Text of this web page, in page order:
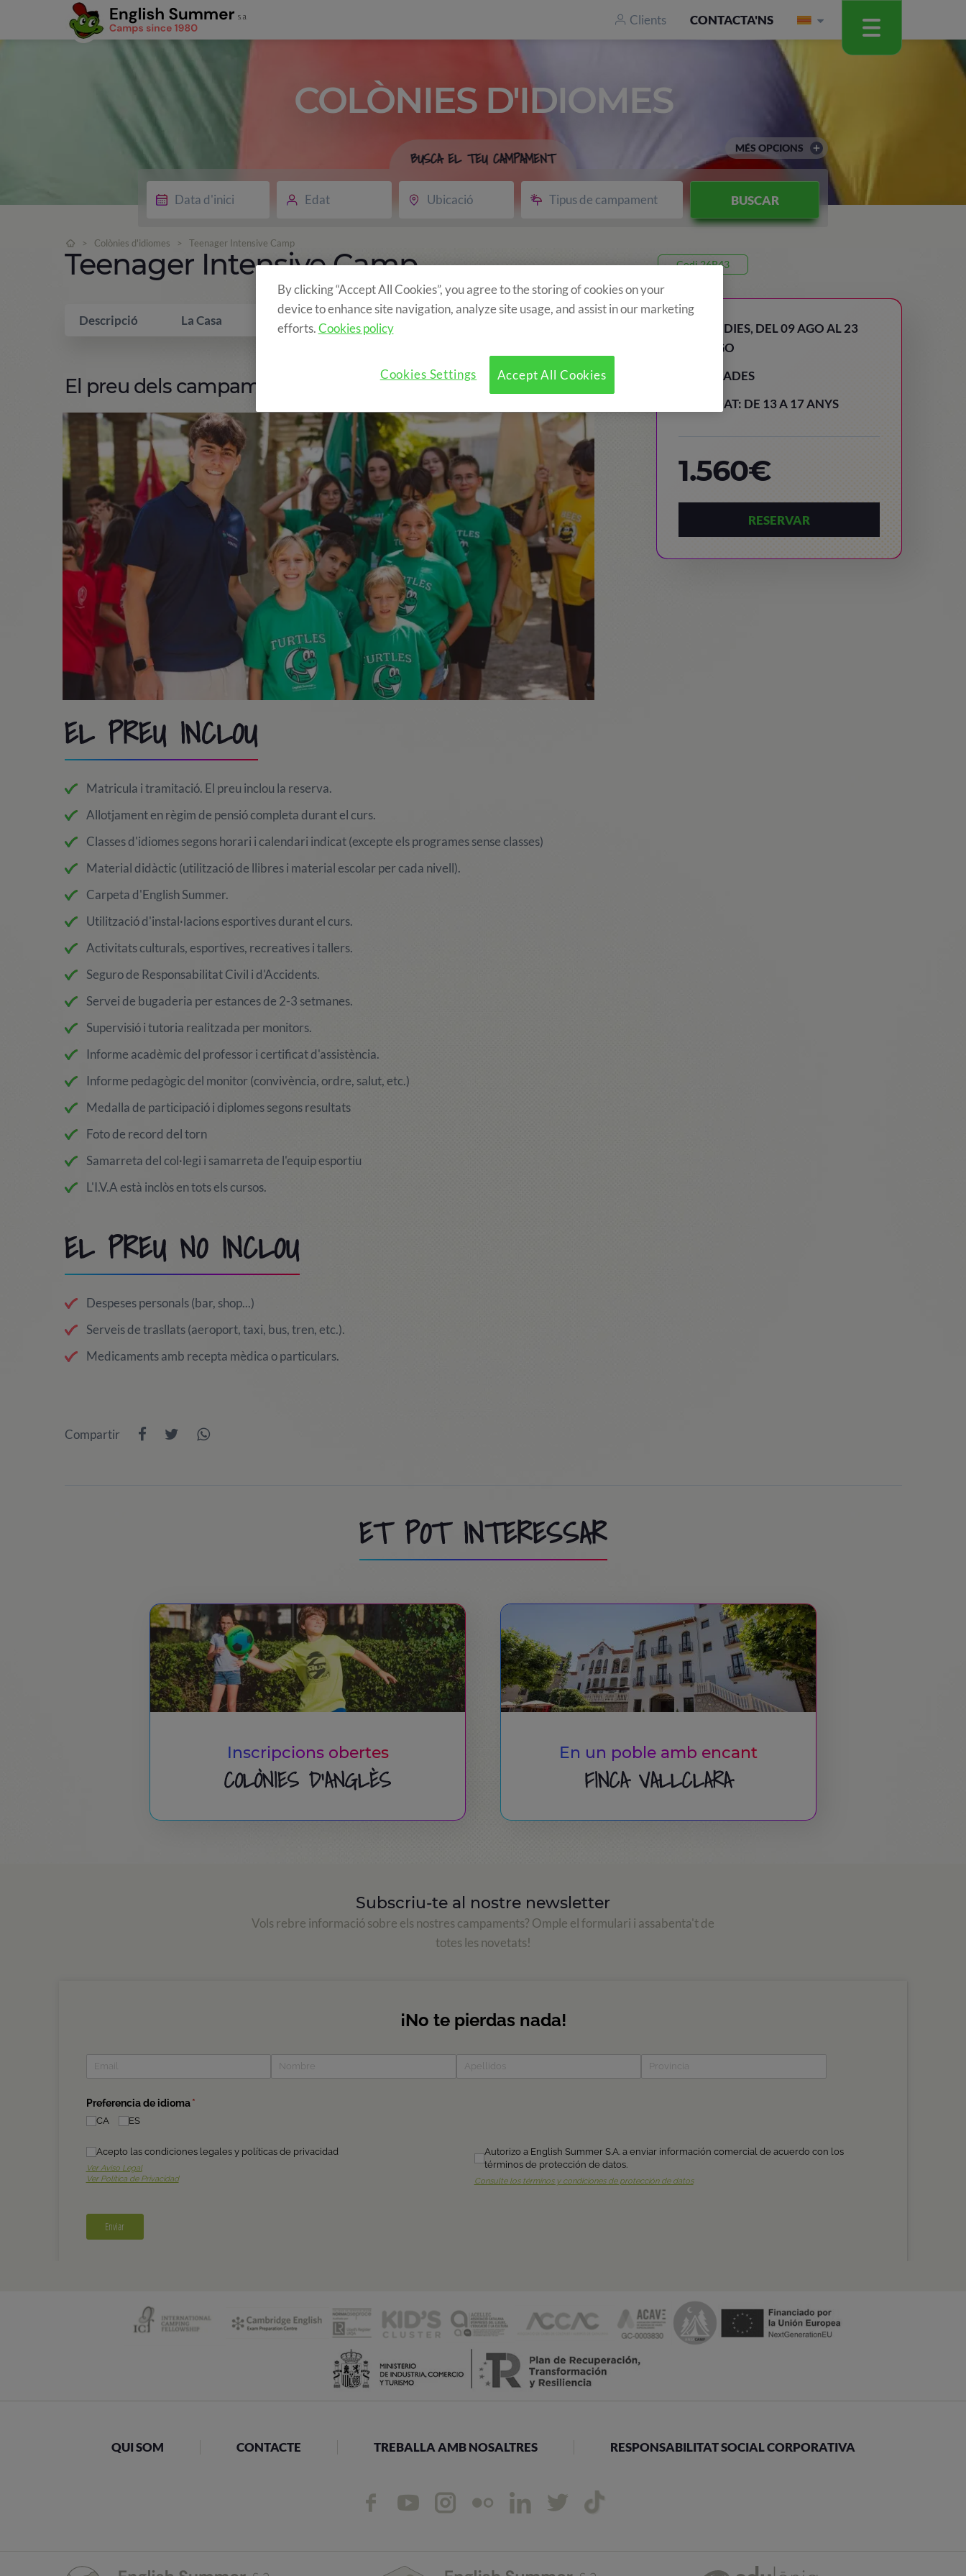
Clients CONTACTA'NS
COLÒNIES D'IDIOMES
BUSCA EL TEU CAMPAMENT
Edat Ubicació Tipus de campament BUSCAR
MÉS OPCIONS
> Colònies d'idiomes > Teenager Intensive Camp
Teenager Intensive Camp Codi 26P43
Descripció La Casa Què inclou? Programa Activitats opcionals
15 DIES, DEL 09 AGO AL 23
AGO
PRADES
EDAT: DE 13 A 17 ANYS
1.560€
RESERVAR
El preu dels campaments inclou:
EL PREU INCLOU
Matricula i tramitació. El preu inclou la reserva.
Allotjament en règim de pensió completa durant el curs.
Classes d'idiomes segons horari i calendari indicat (excepte els programes sense classes)
Material didàctic (utilització de llibres i material escolar per cada nivell).
Carpeta d'English Summer.
Utilització d'instal·lacions esportives durant el curs.
Activitats culturals, esportives, recreatives i tallers.
Seguro de Responsabilitat Civil i d'Accidents.
Servei de bugaderia per estances de 2-3 setmanes.
Supervisió i tutoria realitzada per monitors.
Informe acadèmic del professor i certificat d'assistència.
Informe pedagògic del monitor (convivència, ordre, salut, etc.)
Medalla de participació i diplomes segons resultats
Foto de record del torn
Samarreta del col·legi i samarreta de l'equip esportiu
L'I.V.A està inclòs en tots els cursos.
EL PREU NO INCLOU
Despeses personals (bar, shop...)
Serveis de trasllats (aeroport, taxi, bus, tren, etc.).
Medicaments amb recepta mèdica o particulars.
Compartir
ET POT INTERESSAR
Inscripcions obertes
COLÒNIES D'ANGLÈS
En un poble amb encant
FINCA VALLCLARA
Subscriu-te al nostre newsletter
Vols rebre informació sobre els nostres campaments? Omple el formulari i assabenta't de
totes les novetats!
QUI SOM CONTACTE TREBALLA AMB NOSALTRES RESPONSABILITAT SOCIAL CORPORATIVA
By clicking “Accept All Cookies”, you agree to the storing of cookies on your
device to enhance site navigation, analyze site usage, and assist in our marketing
efforts.Cookies policy
Accept All Cookies
Cookies Settings